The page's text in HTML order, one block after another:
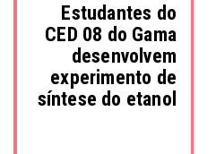
Estudantes do
CED 08 do Gama
desenvolvem
experimento de
síntese do etanol